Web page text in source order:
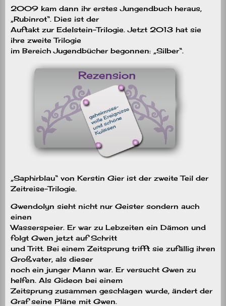
2009 kam dann ihr erstes Jungendbuch heraus,
„Rubinrot“. Dies ist der
Auftakt zur Edelstein-Trilogie. Jetzt 2013 hat sie
ihre zweite Trilogie
im Bereich Jugendbücher begonnen: „Silber“.
„Saphirblau“ von Kerstin Gier ist der zweite Teil der
Zeitreise-Trilogie.
Gwendolyn sieht nicht nur Geister sondern auch
einen
Wasserspeier. Er war zu Lebzeiten ein Dämon und
folgt Gwen jetzt auf Schritt
und Tritt. Bei einem Zeitsprung trifft sie zufällig ihren
Großvater, als dieser
noch ein junger Mann war. Er versucht Gwen zu
helfen. Als Gideon bei einem
Zeitsprung zusammen geschlagen wurde, ändert der
Graf seine Pläne mit Gwen.